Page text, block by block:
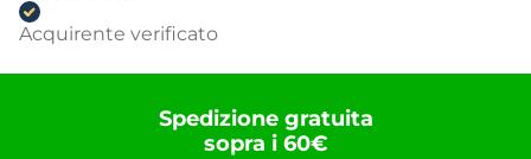
Acquirente verificato
Spedizione gratuita
sopra i 60€